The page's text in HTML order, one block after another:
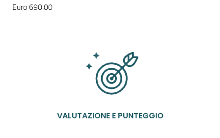
Euro 690.00
VALUTAZIONE E PUNTEGGIO